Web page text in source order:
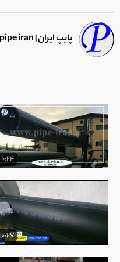
پایپ ایران | pipe iran
0:24
0:27